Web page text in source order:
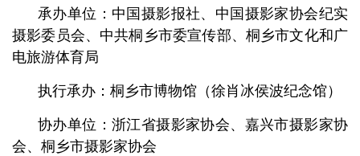
承办单位：中国摄影报社、中国摄影家协会纪实
摄影委员会、中共桐乡市委宣传部、桐乡市文化和广
电旅游体育局
执行承办：桐乡市博物馆（徐肖冰侯波纪念馆）
协办单位：浙江省摄影家协会、嘉兴市摄影家协
会、桐乡市摄影家协会